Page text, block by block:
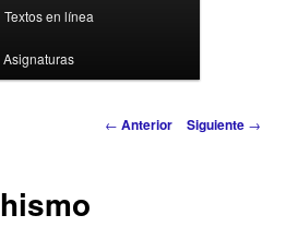
Textos en línea
Asignaturas
Navegación de entradas
← Anterior Siguiente →